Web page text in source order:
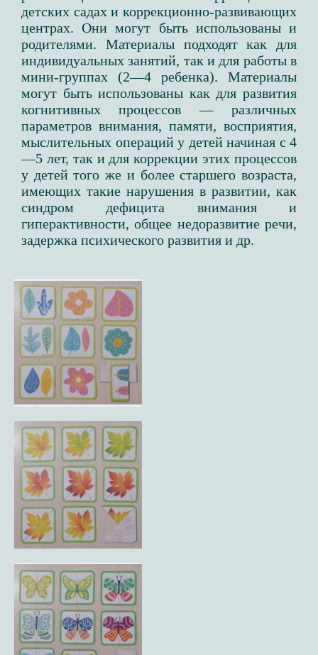
детских садах и коррекционно-развивающих
центрах. Они могут быть использованы и
родителями. Материалы подходят как для
индивидуальных занятий, так и для работы в
мини-группах (2—4 ребенка). Материалы
могут быть использованы как для развития
когнитивных процессов — различных
параметров внимания, памяти, восприятия,
мыслительных операций у детей начиная с 4
—5 лет, так и для коррекции этих процессов
у детей того же и более старшего возраста,
имеющих такие нарушения в развитии, как
синдром дефицита внимания и
гиперактивности, общее недоразвитие речи,
задержка психического развития и др.